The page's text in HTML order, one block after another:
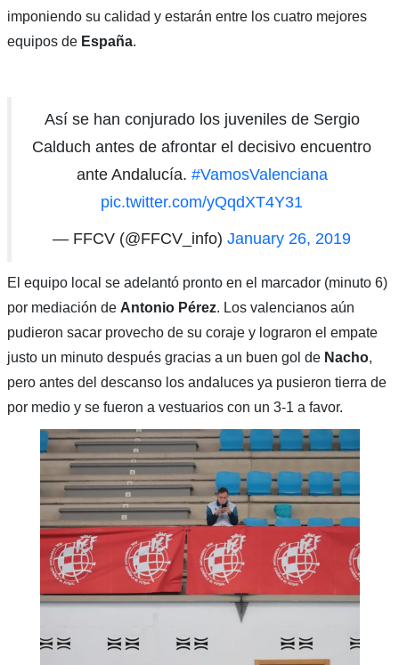
imponiendo su calidad y estarán entre los cuatro mejores
equipos de España.
Así se han conjurado los juveniles de Sergio
Calduch antes de afrontar el decisivo encuentro
ante Andalucía. #VamosValenciana
pic.twitter.com/yQqdXT4Y31
— FFCV (@FFCV_info) January 26, 2019
El equipo local se adelantó pronto en el marcador (minuto 6)
por mediación de Antonio Pérez. Los valencianos aún
pudieron sacar provecho de su coraje y lograron el empate
justo un minuto después gracias a un buen gol de Nacho,
pero antes del descanso los andaluces ya pusieron tierra de
por medio y se fueron a vestuarios con un 3-1 a favor.